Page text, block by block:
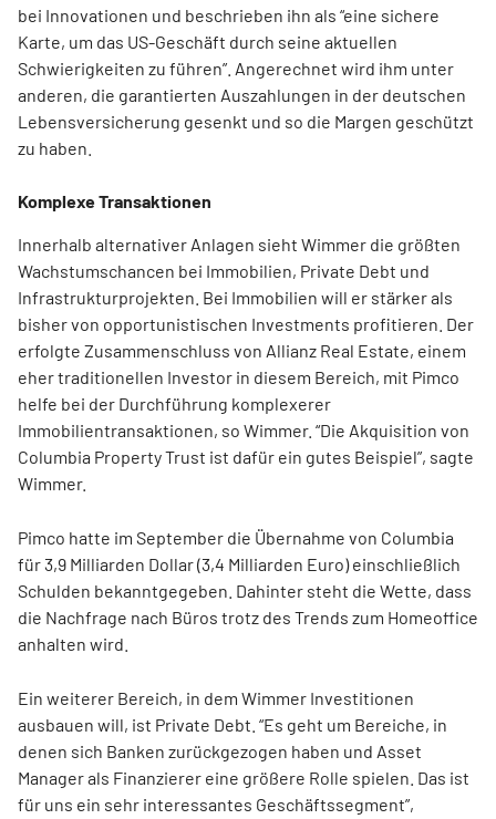
bei Innovationen und beschrieben ihn als “eine sichere
Karte, um das US-Geschäft durch seine aktuellen
Schwierigkeiten zu führen”. Angerechnet wird ihm unter
anderen, die garantierten Auszahlungen in der deutschen
Lebensversicherung gesenkt und so die Margen geschützt
zu haben.
Komplexe Transaktionen
Innerhalb alternativer Anlagen sieht Wimmer die größten
Wachstumschancen bei Immobilien, Private Debt und
Infrastrukturprojekten. Bei Immobilien will er stärker als
bisher von opportunistischen Investments profitieren. Der
erfolgte Zusammenschluss von Allianz Real Estate, einem
eher traditionellen Investor in diesem Bereich, mit Pimco
helfe bei der Durchführung komplexerer
Immobilientransaktionen, so Wimmer. “Die Akquisition von
Columbia Property Trust ist dafür ein gutes Beispiel”, sagte
Wimmer.
Pimco hatte im September die Übernahme von Columbia
für 3,9 Milliarden Dollar (3,4 Milliarden Euro) einschließlich
Schulden bekanntgegeben. Dahinter steht die Wette, dass
die Nachfrage nach Büros trotz des Trends zum Homeoffice
anhalten wird.
Ein weiterer Bereich, in dem Wimmer Investitionen
ausbauen will, ist Private Debt. “Es geht um Bereiche, in
denen sich Banken zurückgezogen haben und Asset
Manager als Finanzierer eine größere Rolle spielen. Das ist
für uns ein sehr interessantes Geschäftssegment”,